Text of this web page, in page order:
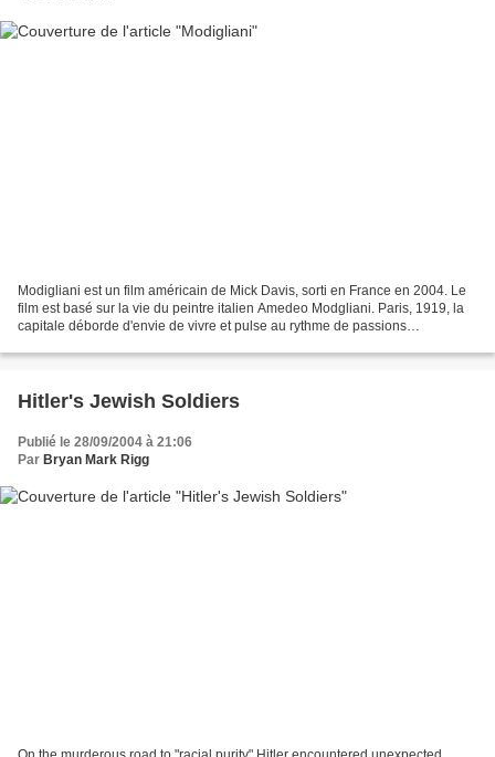
Modigliani est un film américain de Mick Davis, sorti en France en 2004. Le
film est basé sur la vie du peintre italien Amedeo Modgliani. Paris, 1919, la
capitale déborde d'envie de vivre et pulse au rythme de passions
Hitler's Jewish Soldiers
Publié le 28/09/2004 à 21:06
Par Bryan Mark Rigg